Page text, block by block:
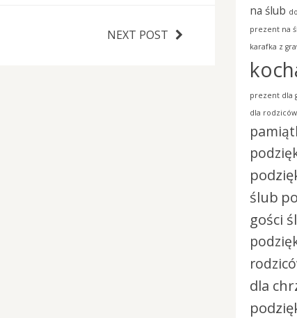
NEXT POST
na ślub
prezent na
karafka z
prezent dla
dla rodziców
ślub
gości
dla